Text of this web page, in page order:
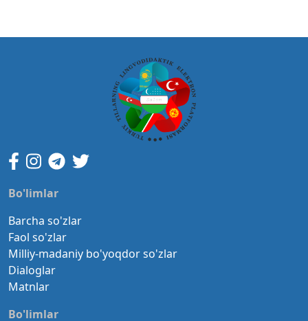
Bo'limlar
Barcha so'zlar
Faol so'zlar
Milliy-madaniy bo'yoqdor so'zlar
Dialoglar
Matnlar
Bo'limlar